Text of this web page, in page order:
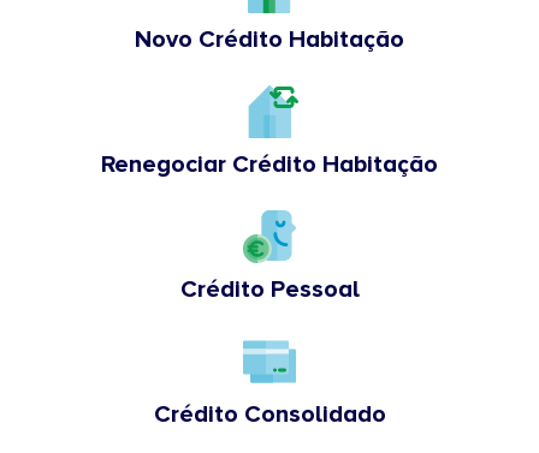
Novo Crédito Habitação
Renegociar Crédito Habitação
Crédito Pessoal
Crédito Consolidado